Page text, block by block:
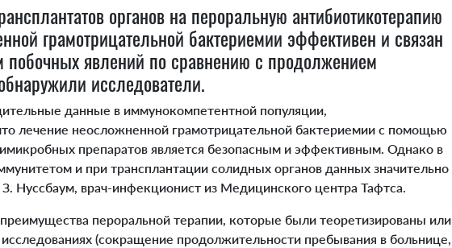
органов на пероральную антибиотикотерапию
грамотрицательной бактериемии эффективен и связан
явлений по сравнению с продолжением
исследователи.
данные в иммунокомпетентной популяции,
лечение неосложненной грамотрицательной бактериемии с помощью
препаратов является безопасным и эффективным. Однако в
и при трансплантации солидных органов данных значительно
Нуссбаум, врач-инфекционист из Медицинского центра Тафтса.
пероральной терапии, которые были теоретизированы или
(сокращение продолжительности пребывания в больнице,